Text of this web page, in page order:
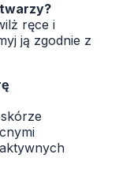
ręce i
ją zgodnie z